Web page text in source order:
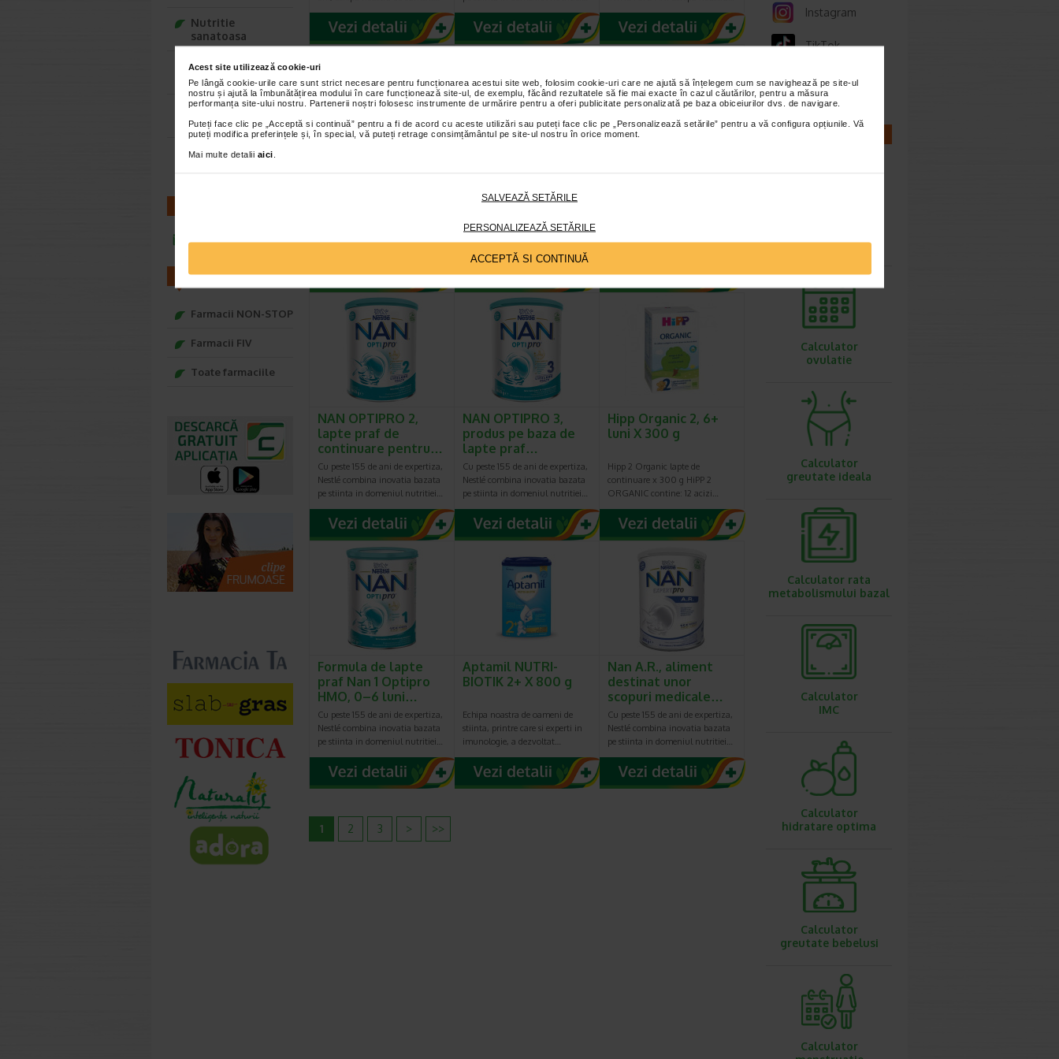
Acest site utilizează cookie-uri
Pe lângă cookie-urile care sunt strict necesare pentru funcționarea acestui site web, folosim cookie-uri care ne ajută să înțelegem cum se navighează pe site-ul
nostru și ajută la îmbunătățirea modului în care funcționează site-ul, de exemplu, făcând rezultatele să fie mai exacte în cazul căutărilor, pentru a măsura
performanța site-ului nostru. Partenerii noștri folosesc instrumente de urmărire pentru a oferi publicitate personalizată pe baza obiceiurilor dvs. de navigare.
Puteți face clic pe „Acceptă si continuă” pentru a fi de acord cu aceste utilizări sau puteți face clic pe „Personalizează setările” pentru a vă configura opțiunile. Vă
puteți modifica preferințele și, în special, vă puteți retrage consimțământul pe site-ul nostru în orice moment.
Mai multe detalii aici
SALVEAZĂ SETĂRILE
PERSONALIZEAZĂ SETĂRILE
ACCEPTĂ SI CONTINUĂ
il contine, fiind recomandat…
NOU
inceput ecologic Ingrediente
Lapte degresat*, produs din…
pe stiinta in domeniul nutritiei…
NAN OPTIPRO 2,
lapte praf de
continuare pentru…
Cu peste 155 de ani de expertiza,
Nestlé combina inovatia bazata
pe stiinta in domeniul nutritiei…
NAN OPTIPRO 3,
produs pe baza de
lapte praf…
Cu peste 155 de ani de expertiza,
Nestlé combina inovatia bazata
pe stiinta in domeniul nutritiei…
Hipp Organic 2, 6+
luni X 300 g
Hipp 2 Organic lapte de
continuare x 300 g HiPP 2
ORGANIC contine: 12 acizi…
Formula de lapte
praf Nan 1 Optipro
HMO, 0–6 luni…
Cu peste 155 de ani de expertiza,
Nestlé combina inovatia bazata
pe stiinta in domeniul nutritiei…
Aptamil NUTRI-
BIOTIK 2+ X 800 g
Echipa noastra de oameni de
stiinta, printre care si experti in
imunologie, a dezvoltat…
Nan A.R., aliment
destinat unor
scopuri medicale…
Cu peste 155 de ani de expertiza,
Nestlé combina inovatia bazata
pe stiinta in domeniul nutritiei…
1 2 3 > >>
Nutritie
sanatoasa
Ce Oftapic ti se
potriveste
Adora – Adorabili
din prima clipa
Seturi cadou
infoline@catena.ro
FARMACII
Farmacii NON-STOP
Farmacii FIV
Toate farmaciile
Instagram
TikTok
Whatsapp
sarcina
Calculator
ovulatie
Calculator
greutate ideala
Calculator rata
metabolismului bazal
Calculator
IMC
Calculator
hidratare optima
Calculator
greutate bebelusi
Calculator